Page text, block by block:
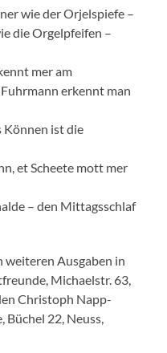
wie der Orjelspiefe –
die Orgelpfeifen –
mer am
erkennt man
Können ist die
et Scheete mott mer
– den Mittagsschlaf
weiteren Ausgaben in
Michaelstr. 63,
Christoph Napp-
Büchel 22, Neuss,